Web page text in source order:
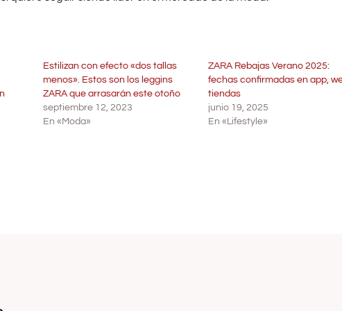
Estilizan con efecto «dos tallas
menos». Estos son los leggins
ZARA que arrasarán este otoño
septiembre 12, 2023
En «Moda»
ZARA Rebajas Verano 2025:
fechas confirmadas en app,
tiendas
junio 19, 2025
En «Lifestyle»